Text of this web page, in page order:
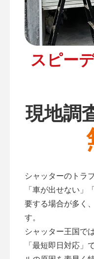
スピー
現地調
シャッターのトラ
「車が出せない」
要する場合が多く
す。
シャッター王国で
「最短即日対応」